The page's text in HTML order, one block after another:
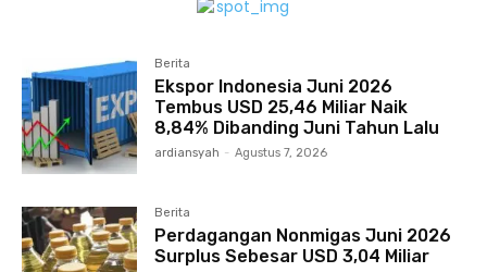
Berita
Ekspor Indonesia Juni 2026
Tembus USD 25,46 Miliar Naik
8,84% Dibanding Juni Tahun Lalu
ardiansyah - Agustus 7, 2026
Berita
Perdagangan Nonmigas Juni 2026
Surplus Sebesar USD 3,04 Miliar